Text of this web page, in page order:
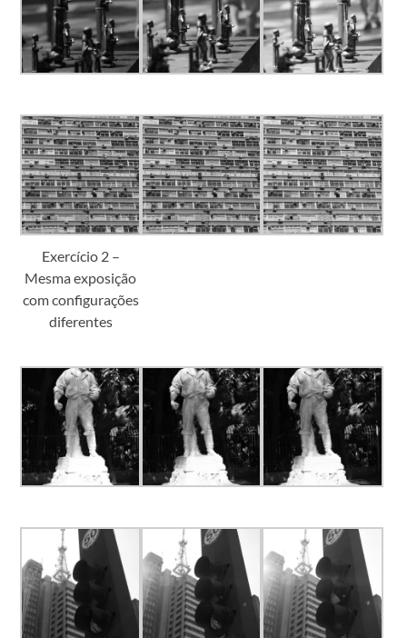
Exercício 2 –
Mesma exposição
com configurações
diferentes